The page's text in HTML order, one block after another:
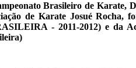
Brasileiro de Karate,
de Karate Josué Rocha,
- 2011-2012) e da